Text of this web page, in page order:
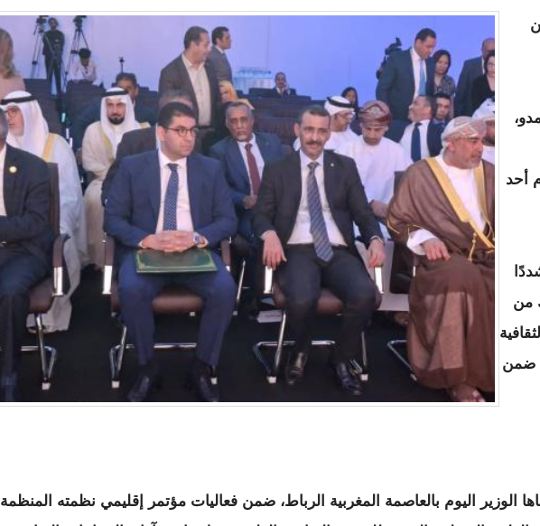
أحد
من
ضمن
الوزير اليوم بالعاصمة المغربية الرباط، ضمن فعاليات مؤتمر إقليمي نظمته المنظمة